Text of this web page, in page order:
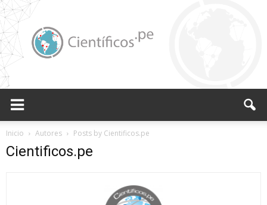
Inicio Autores Posts by Cientificos.pe
Cientificos.pe